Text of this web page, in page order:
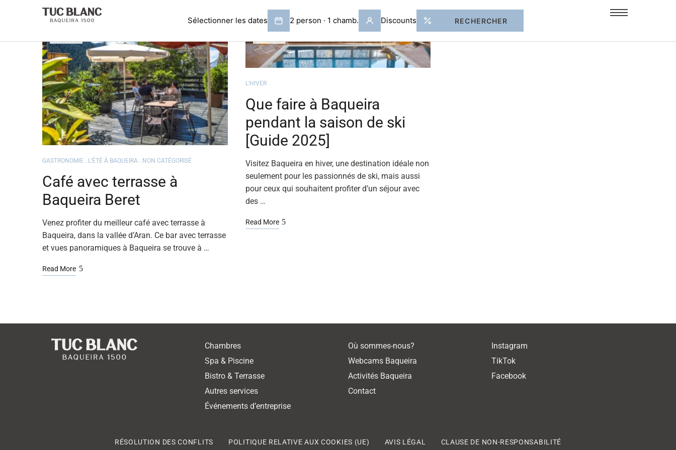
JUIL
GASTRONOMIE L'ÉTÉ À BAQUEIRA NON CATÉGORISÉ
Café avec terrasse à
Baqueira Beret
Venez profiter du meilleur café avec terrasse à
Baqueira, dans la vallée d’Aran. Ce bar avec terrasse
et vues panoramiques à Baqueira se trouve à …
Read More
JUIL
21
L'HIVER
Que faire à Baqueira
pendant la saison de ski
[Guide 2025]
Visitez Baqueira en hiver, une destination idéale non
seulement pour les passionnés de ski, mais aussi
pour ceux qui souhaitent profiter d’un séjour avec
des …
Read More
Chambres
Spa & Piscine
Bistro & Terrasse
Autres services
Événements d’entreprise
Où sommes-nous?
Webcams Baqueira
Activités Baqueira
Contact
Instagram
TikTok
Facebook
RÉSOLUTION DES CONFLITS POLITIQUE RELATIVE AUX COOKIES (UE) AVIS LÉGAL CLAUSE DE NON-RESPONSABILITÉ